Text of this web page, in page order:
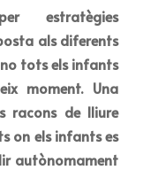
estratègies
als diferents
tots els infants
moment. Una
racons de lliure
on els infants es
autònomament